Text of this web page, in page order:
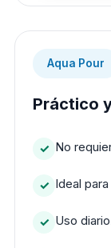
Aqua Pour
Práctico
No
Ideal
Uso